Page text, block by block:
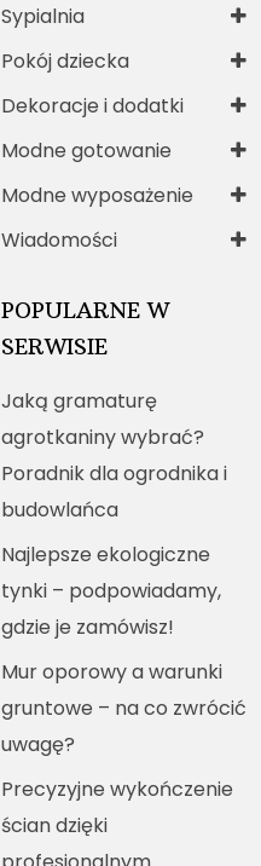
Sypialnia
Pokój dziecka
Dekoracje i dodatki
Modne gotowanie
Modne wyposażenie
Wiadomości
POPULARNE W
SERWISIE
Jaką gramaturę
agrotkaniny wybrać?
Poradnik dla ogrodnika i
budowlańca
Najlepsze ekologiczne
tynki – podpowiadamy,
gdzie je zamówisz!
Mur oporowy a warunki
gruntowe – na co zwrócić
uwagę?
Precyzyjne wykończenie
ścian dzięki